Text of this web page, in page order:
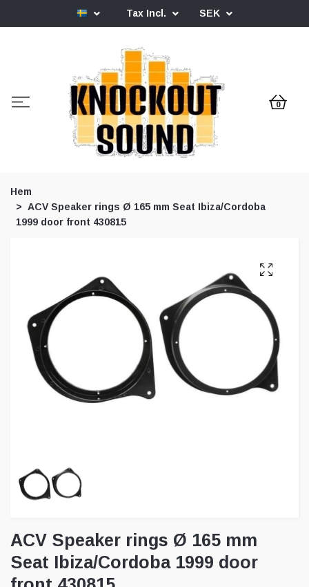
Tax Incl. SEK
0
Hem
ACV Speaker rings Ø 165 mm Seat Ibiza/Cordoba
1999 door front 430815
ACV Speaker rings Ø 165 mm
Seat Ibiza/Cordoba 1999 door